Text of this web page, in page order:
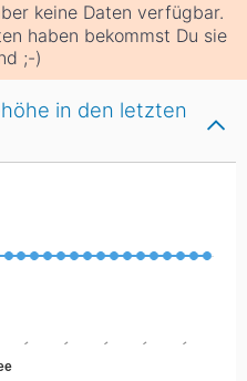
keine Daten verfügbar.
haben bekommst Du sie
;-)
in den letzten
- - - - -